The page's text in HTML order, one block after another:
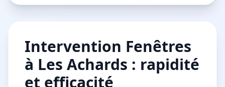
Intervention Fenêtres
à Les Achards : rapidité
et efficacité